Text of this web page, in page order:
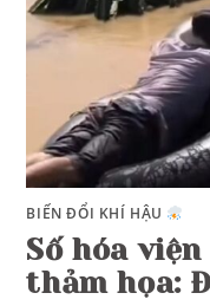
BIẾN ĐỔI KHÍ HẬU
Số hóa
thảm họa: